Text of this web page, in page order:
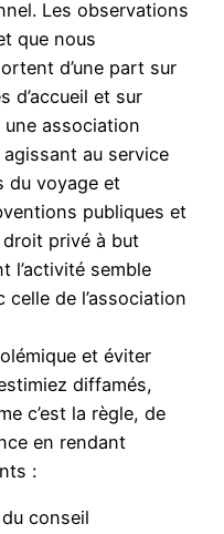
Les observations
que nous
d’une part sur
d’accueil et sur
une association
au service
du voyage et
publiques et
droit privé à but
l’activité semble
de l’association
et éviter
diffamés,
c’est la règle, de
en rendant
:
conseil